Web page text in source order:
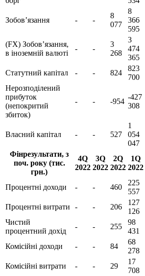
Зобов’язання - -
8
077
8
366
595
(FX) Зобов’язання,
в іноземній валюті
- -
3
268
3
474
365
Статутний капітал
- - 824
823
700
Нерозподілений
прибуток
(непокритий
збиток)
- - -954
-427
308
Власний капітал - - 527
1
054
047
Фінрезультати, з
поч. року (тис.
грн.)
4Q
2022
3Q
2022
2Q
2022
1Q
2022
Процентні доходи - - 460
225
557
Процентні витрати
- - 206
127
126
Чистий
процентний дохід
- - 255
98
431
Комісійні доходи
- - 84
68
278
Комісійні витрати
- - 29
17
708